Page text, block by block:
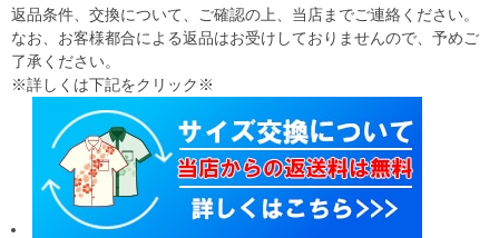
返品条件、交換について、ご確認の上、当店までご連絡ください。
なお、お客様都合による返品はお受けしておりませんので、予めご
了承ください。
※詳しくは下記をクリック※